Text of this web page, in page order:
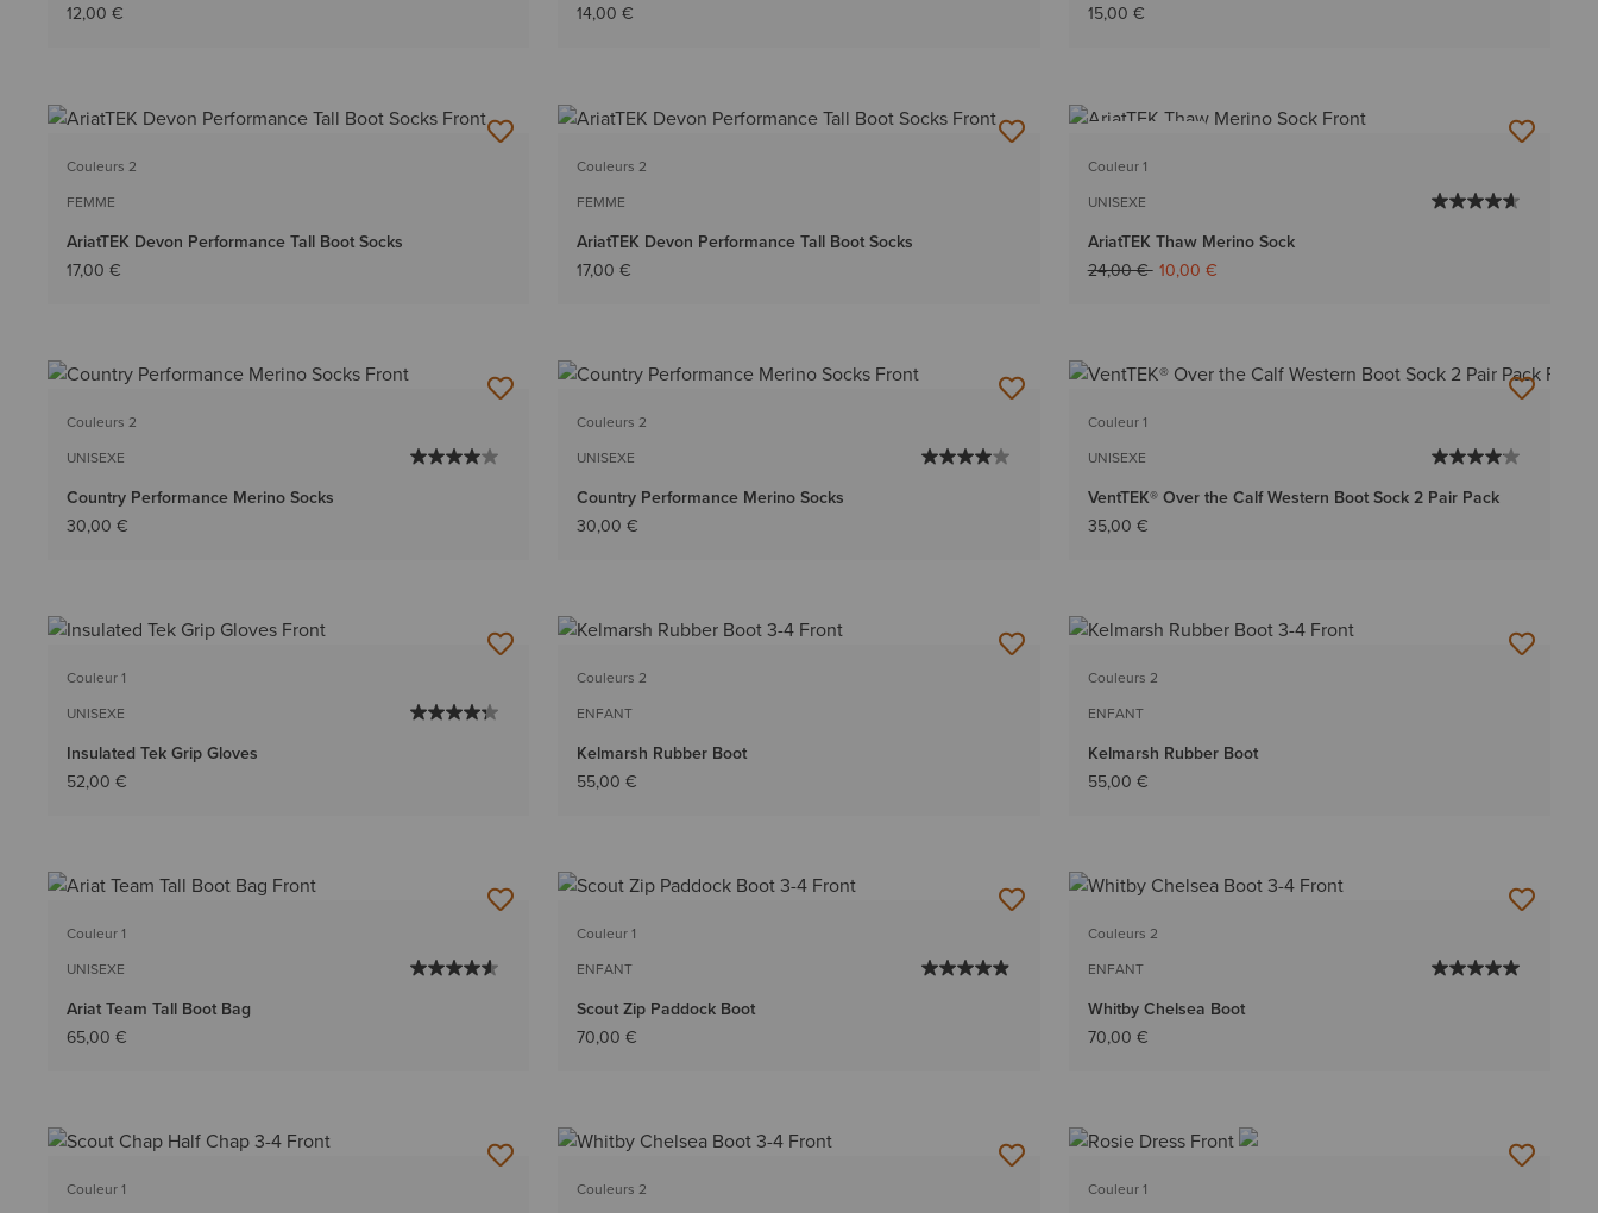
12,00 €
14,00 €
15,00 €
Couleurs 2
FEMME
AriatTEK Devon Performance Tall Boot Socks
17,00 €
Couleurs 2
FEMME
AriatTEK Devon Performance Tall Boot Socks
17,00 €
Couleur 1
UNISEXE
AriatTEK Thaw Merino Sock
Prix réduit de
24,00 €à10,00 €
Couleurs 2
UNISEXE
Country Performance Merino Socks
30,00 €
Couleurs 2
UNISEXE
Country Performance Merino Socks
30,00 €
Couleur 1
UNISEXE
VentTEK® Over the Calf Western Boot Sock 2 Pair Pack
35,00 €
Couleur 1
UNISEXE
Insulated Tek Grip Gloves
52,00 €
Couleurs 2
ENFANT
Kelmarsh Rubber Boot
55,00 €
Couleurs 2
ENFANT
Kelmarsh Rubber Boot
55,00 €
Couleur 1
UNISEXE
Ariat Team Tall Boot Bag
65,00 €
Couleur 1
ENFANT
Scout Zip Paddock Boot
70,00 €
Couleurs 2
ENFANT
Whitby Chelsea Boot
70,00 €
Couleur 1
Couleurs 2
Couleur 1